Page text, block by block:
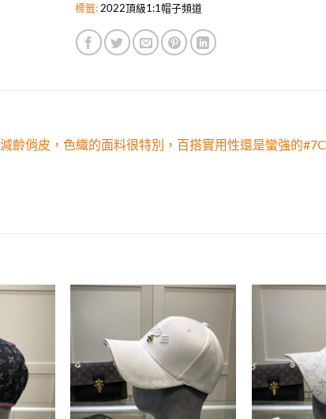
標籤: 2022頂級1:1帽子頻道
齡俏皮，色織的面料很特別，百搭實用性還是蠻強的#7C
Add to
wishlist